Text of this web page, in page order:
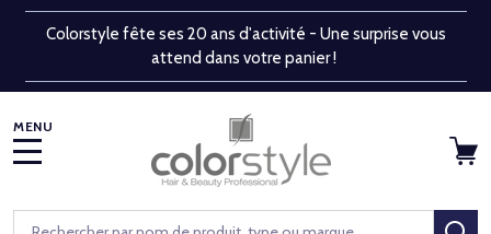
Colorstyle fête ses 20 ans d'activité - Une surprise vous
attend dans votre panier !
Rechercher